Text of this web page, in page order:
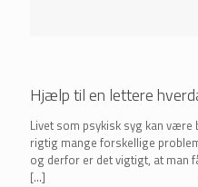
Hjælp til en lettere
Livet som psykisk syg kan
rigtig mange forskellige
og derfor er det vigtigt, at man
[…]